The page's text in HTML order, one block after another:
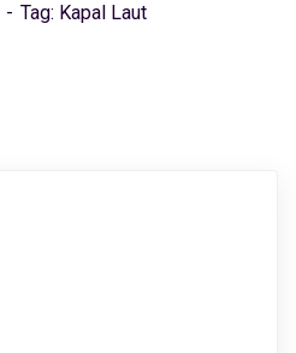
Tag: Kapal Laut